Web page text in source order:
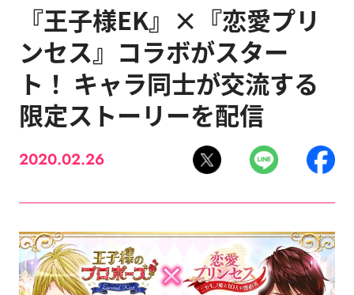
『王子様EK』×『恋愛プリ
ンセス』コラボがスター
ト！ キャラ同士が交流する
限定ストーリーを配信
2020.02.26